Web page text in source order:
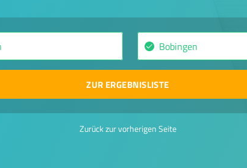
ZUR ERGEBNISLISTE
Zurück zur vorherigen Seite